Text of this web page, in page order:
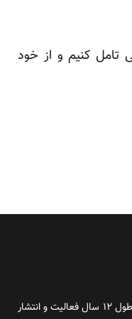
کنیم و از خود
روز آنلاین روزنامه‌ای اینترنتی بود که پس از طول ۱۲ سال فعالیت و انتشار